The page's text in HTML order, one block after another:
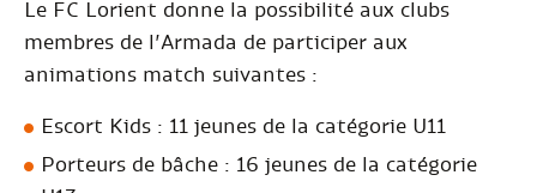
Le FC Lorient donne la possibilité aux clubs
membres de l’Armada de participer aux
animations match suivantes :
Escort Kids : 11 jeunes de la catégorie U11
Porteurs de bâche : 16 jeunes de la catégorie